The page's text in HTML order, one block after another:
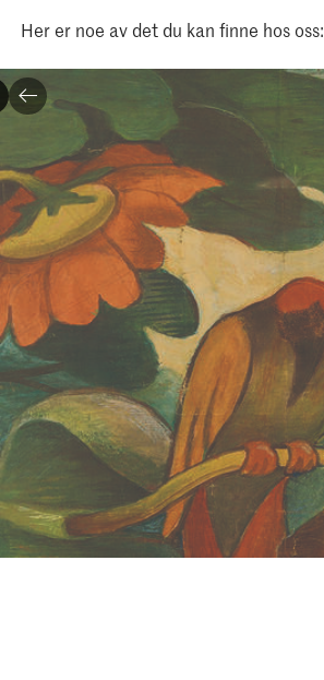
Her er noe av det du kan finne hos oss: